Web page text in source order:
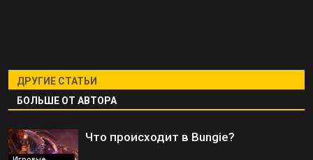
ДРУГИЕ СТАТЬИ
БОЛЬШЕ ОТ АВТОРА
Что происходит в Bungie?